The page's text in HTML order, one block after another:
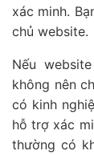
xác minh.
chủ website.
Nếu
không nên
có kinh
hỗ trợ xác
thường có